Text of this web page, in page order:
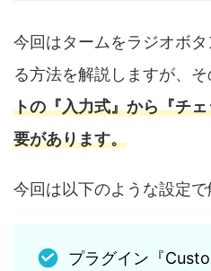
今回はタームをラジオボ
る方法を解説しますが、
トの『入力式』から『チ
要があります。
今回は以下のような設定で
プラグイン『